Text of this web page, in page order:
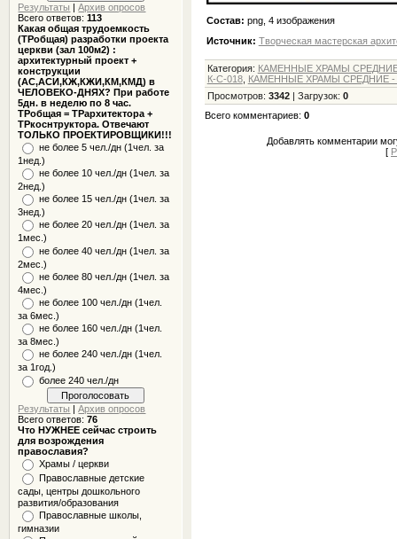
Результаты |Архив опросов
Всего ответов:113
Какая общая трудоемкость
(ТРобщая) разработки проекта
церкви (зал 100м2) :
архитектурный проект +
конструкции
(АС,АСИ,КЖ,КЖИ,КМ,КМД) в
ЧЕЛОВЕКО-ДНЯХ? При работе
5дн. в неделю по 8 час.
ТРобщая = ТРархитектора +
ТРкоснтруктора. Отвечают
ТОЛЬКО ПРОЕКТИРОВЩИКИ!!!
не более 5 чел./дн (1чел. за
1нед.)
не более 10 чел./дн (1чел. за
2нед.)
не более 15 чел./дн (1чел. за
3нед.)
не более 20 чел./дн (1чел. за
1мес.)
не более 40 чел./дн (1чел. за
2мес.)
не более 80 чел./дн (1чел. за
4мес.)
не более 100 чел./дн (1чел.
за 6мес.)
не более 160 чел./дн (1чел.
за 8мес.)
не более 240 чел./дн (1чел.
за 1год.)
более 240 чел./дн
Результаты |Архив опросов
Всего ответов:76
Что НУЖНЕЕ сейчас строить
для возрождения
православия?
Храмы / церкви
Православные детские
сады, центры дошкольного
развития/образования
Православные школы,
гимназии
Состав: png, 4 изображения
Источник: Творческая мастерская
Категория: КАМЕННЫЕ ХРАМЫ СРЕДНИЕ
К-С-018,
КАМЕННЫЕ ХРАМЫ СРЕДНИЕ -
Просмотров: 3342| Загрузок: 0
Всего комментариев: 0
Добавлять комментарии
[